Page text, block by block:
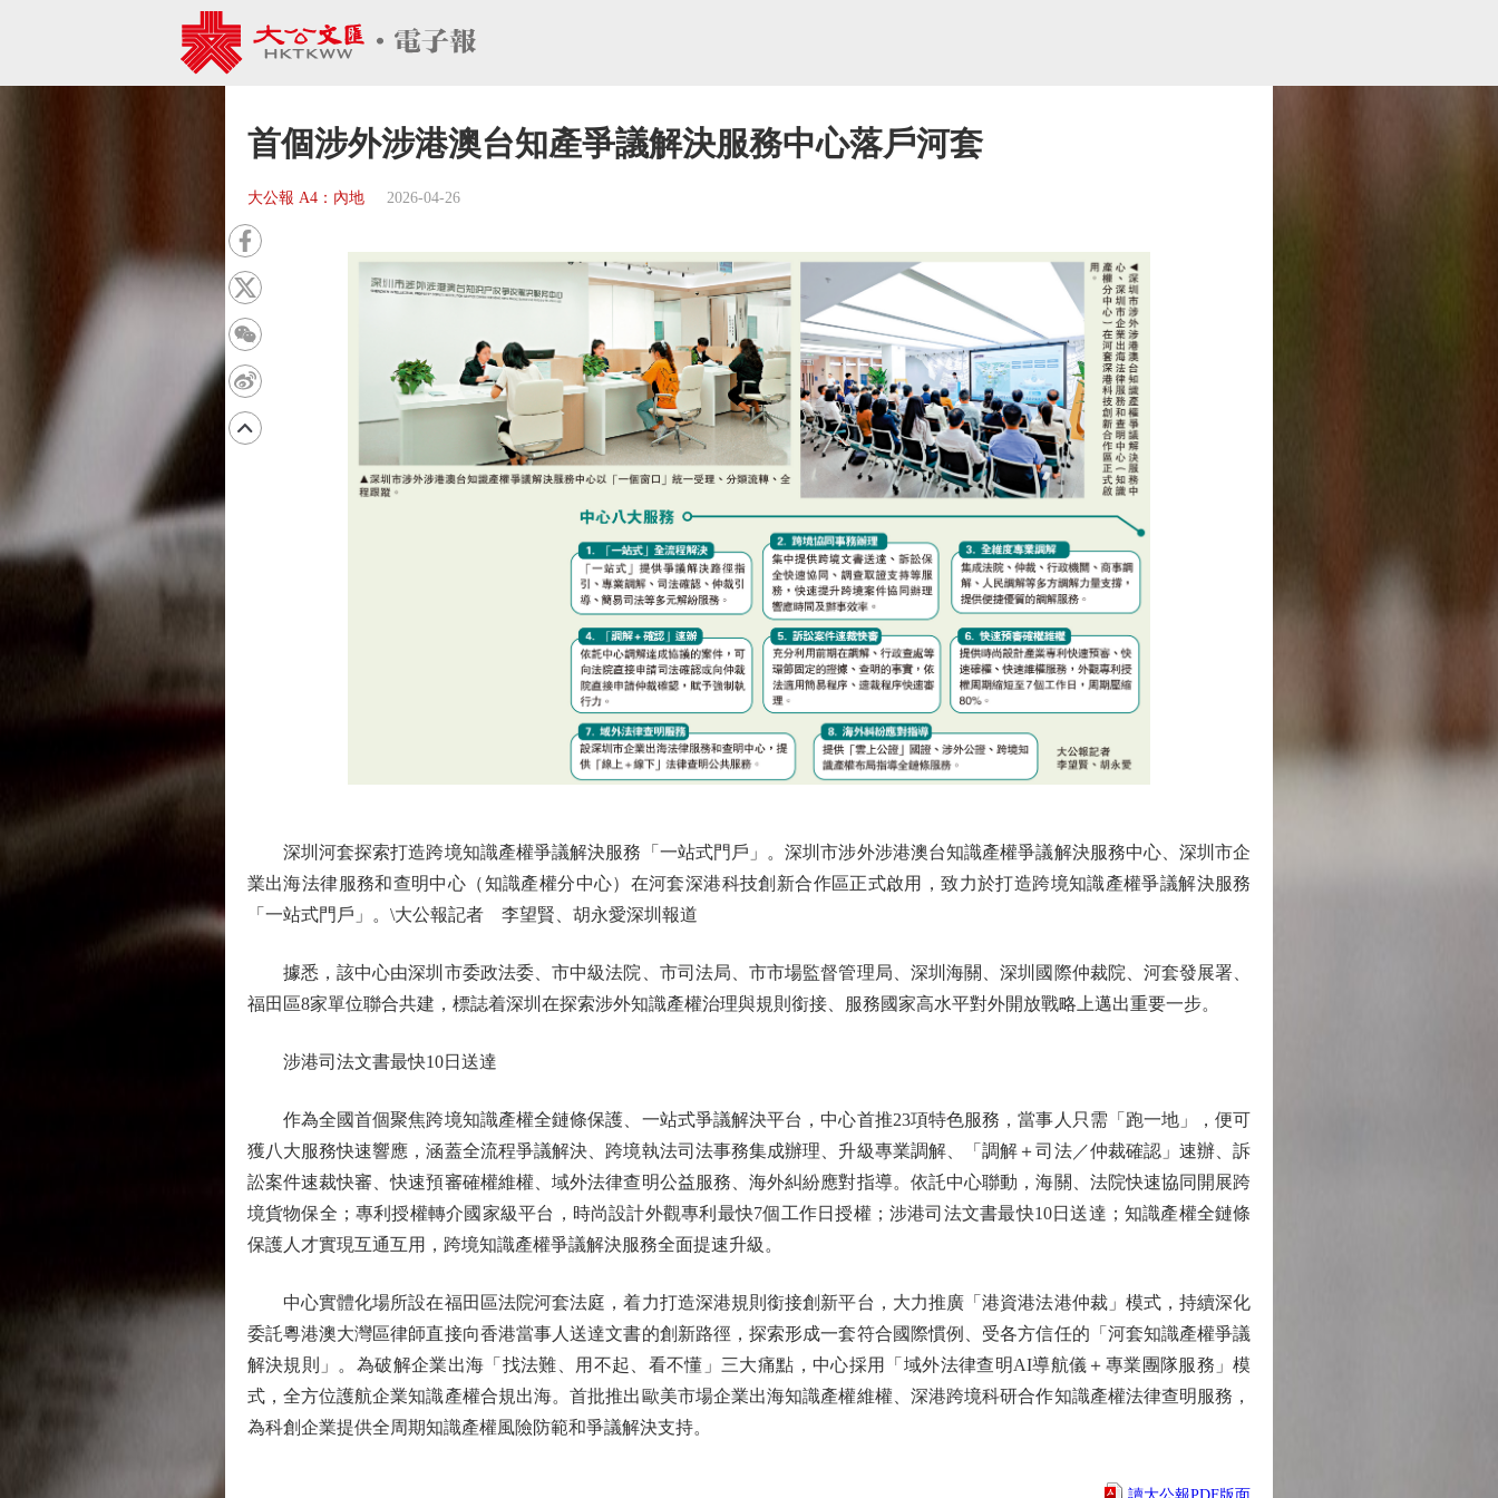
首個涉外涉港澳台知產爭議解決服務中心落戶河套
大公報 A4：內地 2026-04-26
深圳河套探索打造跨境知識產權爭議解決服務「一站式門戶」。深圳市涉外涉港澳台知識產權爭議解決服務中心、深圳市企
業出海法律服務和查明中心（知識產權分中心）在河套深港科技創新合作區正式啟用，致力於打造跨境知識產權爭議解決服務
「一站式門戶」。\大公報記者 李望賢、胡永愛深圳報道
據悉，該中心由深圳市委政法委、市中級法院、市司法局、市市場監督管理局、深圳海關、深圳國際仲裁院、河套發展署、
福田區8家單位聯合共建，標誌着深圳在探索涉外知識產權治理與規則銜接、服務國家高水平對外開放戰略上邁出重要一步。
涉港司法文書最快10日送達
作為全國首個聚焦跨境知識產權全鏈條保護、一站式爭議解決平台，中心首推23項特色服務，當事人只需「跑一地」，便可
獲八大服務快速響應，涵蓋全流程爭議解決、跨境執法司法事務集成辦理、升級專業調解、「調解＋司法／仲裁確認」速辦、訴
訟案件速裁快審、快速預審確權維權、域外法律查明公益服務、海外糾紛應對指導。依託中心聯動，海關、法院快速協同開展跨
境貨物保全；專利授權轉介國家級平台，時尚設計外觀專利最快7個工作日授權；涉港司法文書最快10日送達；知識產權全鏈條
保護人才實現互通互用，跨境知識產權爭議解決服務全面提速升級。
中心實體化場所設在福田區法院河套法庭，着力打造深港規則銜接創新平台，大力推廣「港資港法港仲裁」模式，持續深化
委託粵港澳大灣區律師直接向香港當事人送達文書的創新路徑，探索形成一套符合國際慣例、受各方信任的「河套知識產權爭議
解決規則」。為破解企業出海「找法難、用不起、看不懂」三大痛點，中心採用「域外法律查明AI導航儀＋專業團隊服務」模
式，全方位護航企業知識產權合規出海。首批推出歐美市場企業出海知識產權維權、深港跨境科研合作知識產權法律查明服務，
為科創企業提供全周期知識產權風險防範和爭議解決支持。